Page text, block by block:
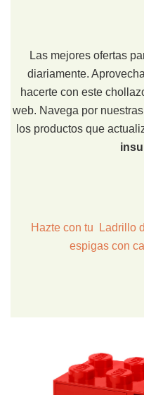
Las mejores ofertas
diariamente.
hacerte con este
web. Navega por
los productos que
Hazte con tu Ladrillo
espigas con